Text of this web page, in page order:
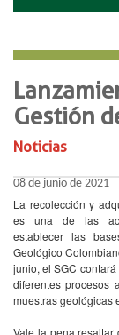
Gestión
Noticias
08 de junio de 2021
La recolección y
es una de las
establecer las
Geológico
junio, el SGC
diferentes procesos
muestras geológicas
Vale la pena